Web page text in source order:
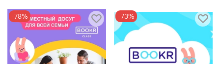
-78% -73%